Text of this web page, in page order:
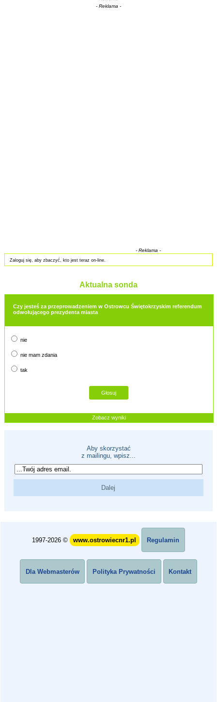
- Reklama -
- Reklama -
Zaloguj się, aby zbaczyć, kto jest teraz on-line.
Aktualna sonda
Czy jesteś za przeprowadzeniem w Ostrowcu Świętokrzyskim referendum
odwołującego prezydenta miasta
nie
nie mam zdania
tak
Zobacz wyniki
Aby skorzystać
z mailingu, wpisz...
1997-2026 © www.ostrowiecnr1.pl Regulamin
Dla Webmasterów Polityka Prywatności Kontakt